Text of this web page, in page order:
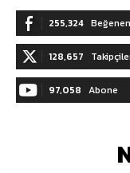
255,324
128,657
97,058 Abone